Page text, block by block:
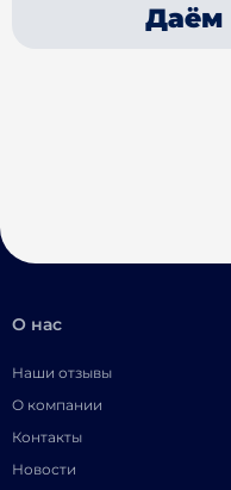
Даём
О нас
Наши отзывы
О компании
Контакты
Новости